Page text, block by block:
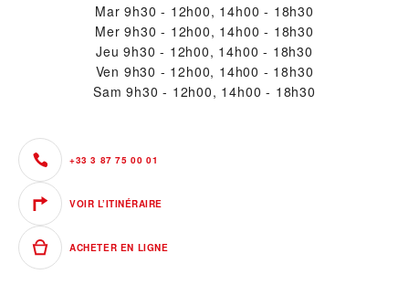
Mar 9h30 - 12h00, 14h00 - 18h30
Mer 9h30 - 12h00, 14h00 - 18h30
Jeu 9h30 - 12h00, 14h00 - 18h30
Ven 9h30 - 12h00, 14h00 - 18h30
Sam 9h30 - 12h00, 14h00 - 18h30
+33 3 87 75 00 01
VOIR L’ITINÉRAIRE
ACHETER EN LIGNE